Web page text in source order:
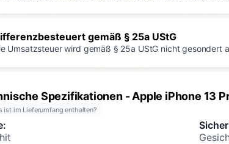
gemäß § 25a UStG
Umsatzsteuer wird gemäß § 25a UStG nicht gesondert
Spezifikationen- Apple iPhone 13
ist im Lieferumfang enthalten?
: